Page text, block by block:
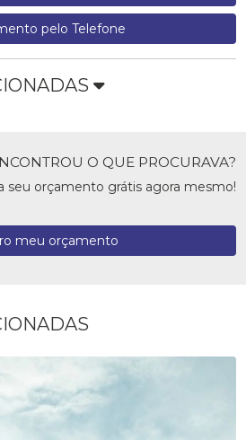
pelo Telefone
O QUE PROCURAVA?
seu orçamento grátis agora mesmo!
meu orçamento